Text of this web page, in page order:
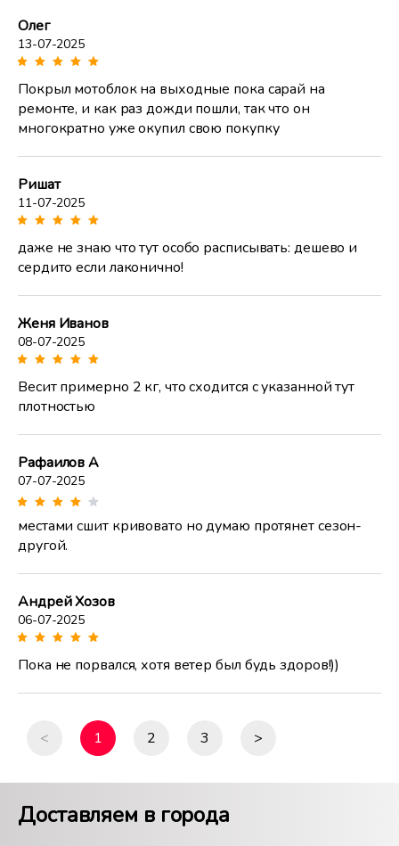
Олег
13-07-2025
Покрыл мотоблок на выходные пока сарай на
ремонте, и как раз дожди пошли, так что он
многократно уже окупил свою покупку
Ришат
11-07-2025
даже не знаю что тут особо расписывать: дешево и
сердито если лаконично!
Женя Иванов
08-07-2025
Весит примерно 2 кг, что сходится с указанной тут
плотностью
Рафаилов А
07-07-2025
местами сшит кривовато но думаю протянет сезон-
другой.
Андрей Хозов
06-07-2025
Пока не порвался, хотя ветер был будь здоров!))
< 1 2 3 >
Доставляем в города